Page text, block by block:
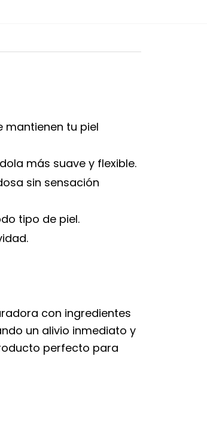
mantienen tu piel
más suave y flexible.
sin sensación
tipo de piel.
con ingredientes
un alivio inmediato y
perfecto para